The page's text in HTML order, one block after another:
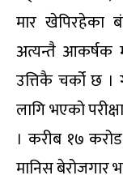
मार खेपिरहेका
अत्यन्तै आकर्षक
उत्तिकै चर्को छ
लागि भएको
। करीब १७
मानिस बेरोजगार